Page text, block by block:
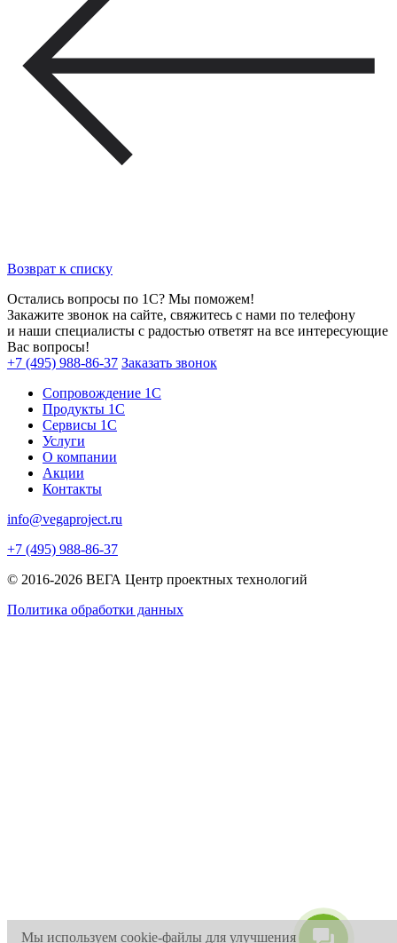
Возврат к списку
Остались вопросы по 1С? Мы поможем!
Закажите звонок на сайте, свяжитесь с нами по телефону
и наши специалисты с радостью ответят на все интересующие
Вас вопросы!
+7 (495) 988-86-37 Заказать звонок
Сопровождение 1С
Продукты 1С
Сервисы 1С
Услуги
О компании
Акции
Контакты
info@vegaproject.ru
+7 (495) 988-86-37
© 2016-2026 ВЕГА Центр проектных технологий
Политика обработки данных
Мы используем cookie-файлы для улучшения